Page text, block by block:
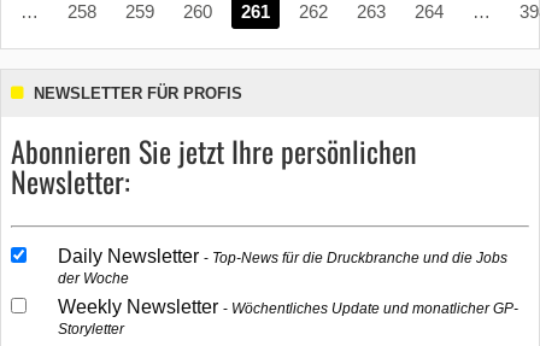
… 258 259 260 261 262 263 264 …
NEWSLETTER FÜR PROFIS
Abonnieren Sie jetzt Ihre persönlichen
Newsletter:
Daily Newsletter
Top-News für die Druckbranche und die Jobs
der Woche
Weekly Newsletter
Wöchentliches Update und monatlicher GP-
Storyletter